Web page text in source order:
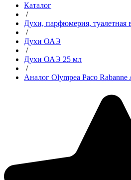
Каталог
/
Духи, парфюмерия, туалетная
/
Духи ОАЭ
/
Духи ОАЭ 25 мл
/
Аналог Olympea Paco